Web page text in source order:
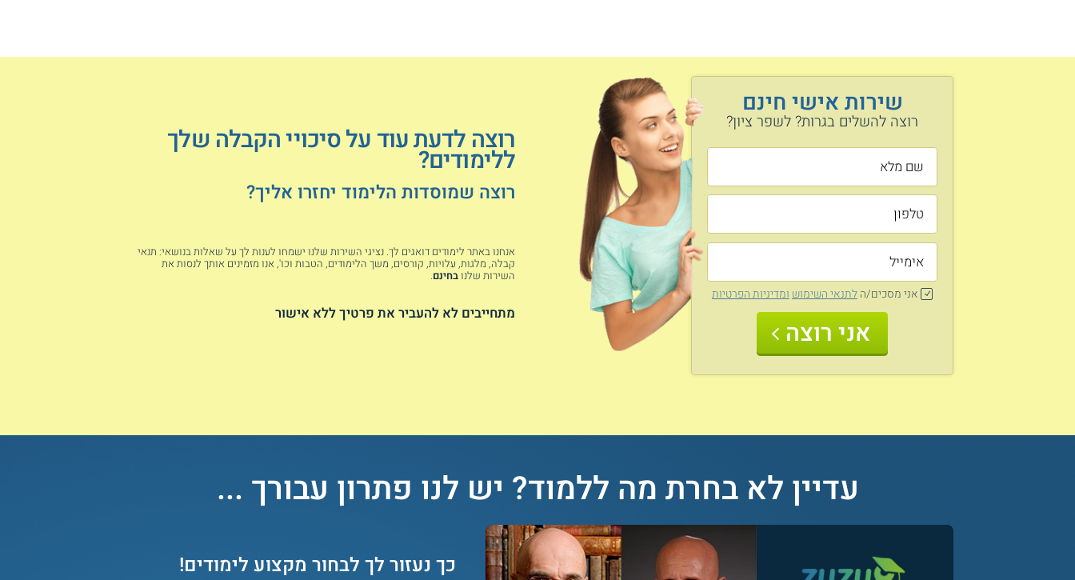
שירות אישי חינם
רוצה להשלים בגרות? לשפר ציון?
אני מסכים/הלתנאי השימוש ומדיניות הפרטיות
אני רוצה
רוצה לדעת עוד על סיכויי הקבלה שלך
ללימודים?
רוצה שמוסדות הלימוד יחזרו אליך?
אנחנו באתר לימודים דואגים לך. נציגי השירות שלנו ישמחו לענות לך על שאלות בנושאי: תנאי
קבלה, מלגות, עלויות, קורסים, משך הלימודים, הטבות וכו', אנו מזמינים אותך לנסות את
השירות שלנובחינם.
מתחייבים לא להעביר את פרטיך ללא אישור
עדיין לא בחרת מה ללמוד? יש לנו פתרון עבורך ...
כך נעזור לך לבחור מקצוע לימודים!